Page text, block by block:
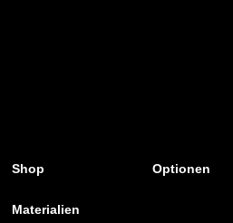
Shop Optionen
Materialien